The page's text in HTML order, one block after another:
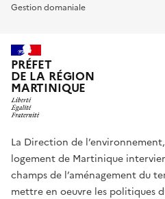
Gestion domaniale
PRÉFET
DE LA RÉGION
MARTINIQUE
La Direction de
logement de Martinique
champs de l’aménagement du
mettre en oeuvre les politiques